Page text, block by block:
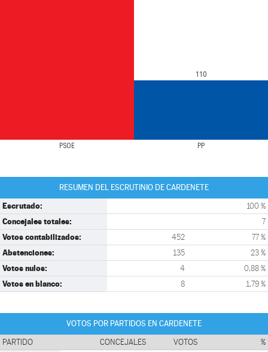
PSOE PP
110
RESUMEN DEL ESCRUTINIO DE CARDENETE
Escrutado: 100 %
Concejales totales: 7
Votos contabilizados: 452 77 %
Abstenciones: 135 23 %
Votos nulos: 4 0,88 %
Votos en blanco: 8 1,79 %
VOTOS POR PARTIDOS EN CARDENETE
PARTIDO CONCEJALES VOTOS %